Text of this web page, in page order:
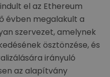
el az Ethereum
évben megalakult a
szervezet, amelynek
ösztönzése, és
irányuló
az alapítvány